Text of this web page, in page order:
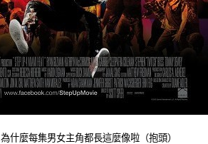
為什麼每集男女主角都長這麼像啦（抱頭）